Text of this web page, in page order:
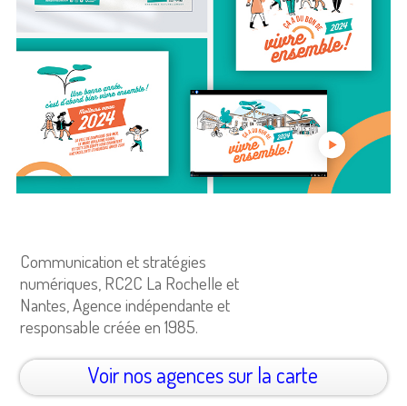
Communication et stratégies
numériques, RC2C La Rochelle et
Nantes, Agence indépendante et
responsable créée en 1985.
Voir nos agences sur la carte